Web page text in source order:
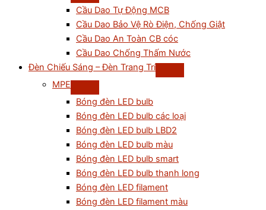
Cầu Dao Tự Động MCB
Cầu Dao Bảo Vệ Rò Điện, Chống Giật
Cầu Dao An Toàn CB cóc
Cầu Dao Chống Thấm Nước
Đèn Chiếu Sáng – Đèn Trang Trí
MPE
Bóng đèn LED bulb
Bóng đèn LED bulb các loại
Bóng đèn LED bulb LBD2
Bóng đèn LED bulb màu
Bóng đèn LED bulb smart
Bóng đèn LED bulb thanh long
Bóng đèn LED filament
Bóng đèn LED filament màu